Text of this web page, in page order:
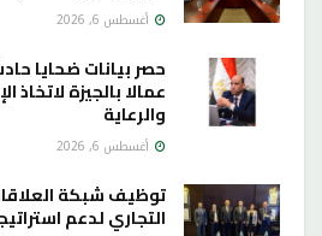
أغسطس 6, 2026
حصر بيانات ضحايا
عمالا بالجيزة لاتخاذ
والرعاية
أغسطس 6, 2026
توظيف شبكة
التجاري لدعم